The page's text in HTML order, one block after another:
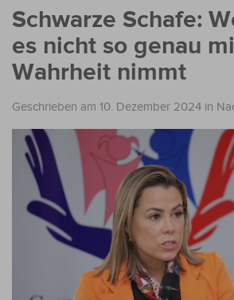
Schwarze Schafe:
es nicht so genau
Wahrheit nimmt
Geschrieben am 10. Dezember 2024 in